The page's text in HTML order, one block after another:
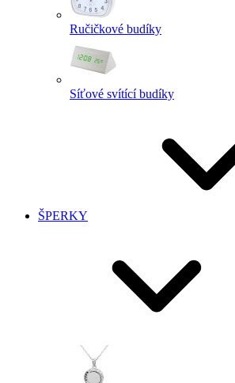
Ručičkové budíky
Síťové svítící budíky
ŠPERKY